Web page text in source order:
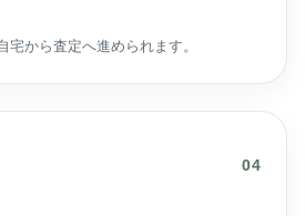
宅から査定へ進められます。
04